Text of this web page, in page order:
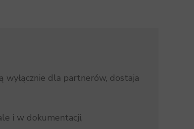
dla partnerów, dostaja
i w dokumentacji,